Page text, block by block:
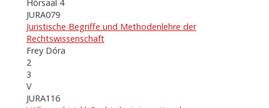
Hörsaal 4
JURA079
Juristische Begriffe und Methodenlehre der
Rechtswissenschaft
Frey Dóra
2
3
V
JURA116